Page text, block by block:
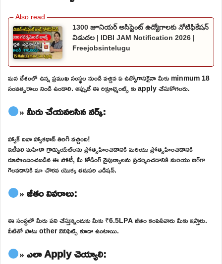
1300 జూనియర్ అసిస్టెంట్ ఉద్యోగాలకు నోటిఫికేషన్
విడుదల | IDBI JAM Notification 2026 |
Freejobsintelugu
మన దేశంలో ఉన్న ప్రముఖ సంస్థల నుండి వచ్చిన ఏ ఉద్యోగానికైనా మీకు minmum 18
సంవత్సరాలు నిండి ఉండాలి. అప్పుడే ఈ రిక్రూట్మెంట్స్ కు apply చేసుకోగలరు.
» మీరు చేయవలసిన వర్క్:
హ్యాక్ దివా హ్యాకథాన్ తిరిగి వచ్చింది!
ఇటీవలి మహిళా గ్రాడ్యుయేట్‌లను ప్రోత్సహించడానికి మరియు ప్రోత్సహించడానికి
రూపొందించబడిన ఈ పోటీ, మీ కోడింగ్ నైపుణ్యాలను ప్రదర్శించడానికి మరియు బిగ్‌గా
గెలవడానికి మా చొరవ యొక్క తదుపరి ఎడిషన్.
» జీతం వివరాలు:
ఈ సంస్థలో మీరు పని చేస్తున్నందుకు మీకు ₹6.5LPA జీతం కంపెనీవారు మీకు ఇస్తారు.
వీటితో పాటు other బెనిఫిట్స్ కూడా ఉంటాయి.
» ఎలా Apply చెయ్యాలి: